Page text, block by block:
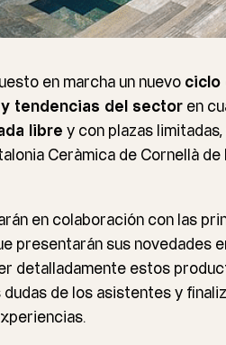
en marcha un nuevo ciclo
tendencias del sector en
libre y con plazas
Ceràmica de Cornellà
en colaboración con las
presentarán sus
detalladamente estos
dudas de los asistentes y